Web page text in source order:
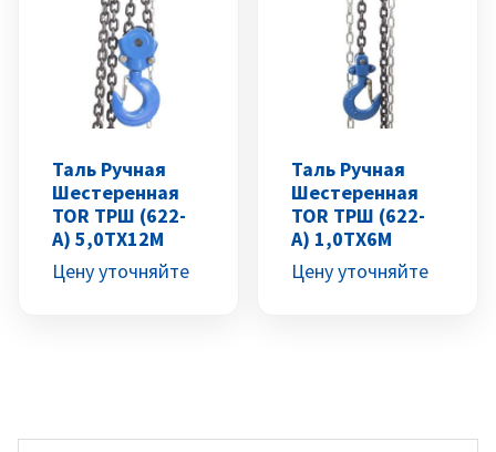
Таль Ручная
Шестеренная
TOR ТРШ (622-
A) 5,0ТХ12М
Цену уточняйте
Таль Ручная
Шестеренная
TOR ТРШ (622-
A) 1,0ТХ6М
Цену уточняйте